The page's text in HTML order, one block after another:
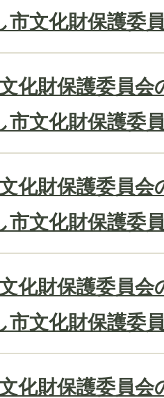
市文化財保護委
化財保護委員会
市文化財保護委
化財保護委員会
市文化財保護委
化財保護委員会
市文化財保護委
化財保護委員会